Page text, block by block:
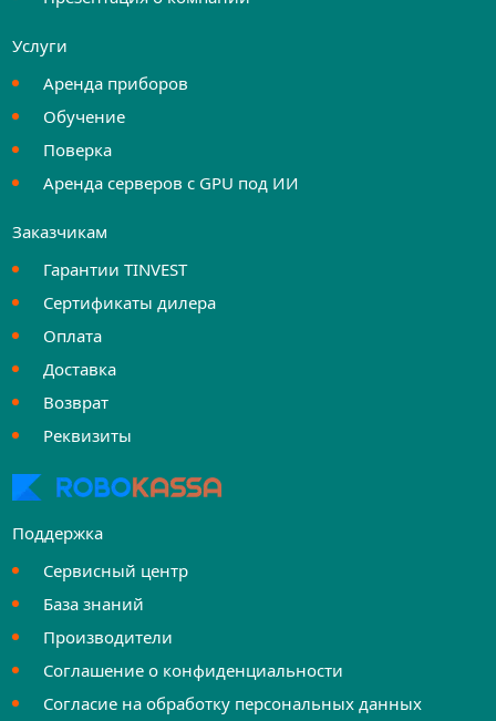
Услуги
Аренда приборов
Обучение
Поверка
Аренда серверов с GPU под ИИ
Заказчикам
Гарантии TINVEST
Сертификаты дилера
Оплата
Доставка
Возврат
Реквизиты
Поддержка
Сервисный центр
База знаний
Производители
Соглашение о конфиденциальности
Согласие на обработку персональных данных